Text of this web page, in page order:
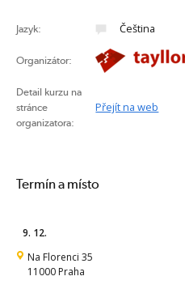
Jazyk: Čeština
Organizátor:
Detail kurzu na
stránce
organizatora:
Přejít na web
Termín a místo
9. 12.
Na Florenci 35
11000 Praha